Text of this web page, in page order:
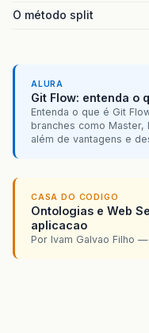
O método split
ALURA
Git Flow: entenda o
Entenda o que é Git
branches como
além de vantagens e
CASA DO CODIGO
Ontologias e Web
aplicacao
Por Ivam Galvao Filho